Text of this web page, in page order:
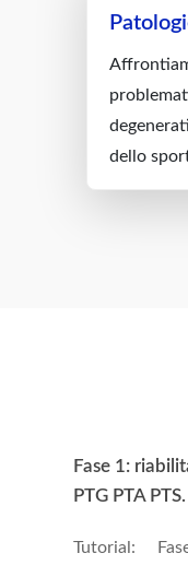
dello
Fase 1:
PTG PTA PTS.
Tutorial: Fase 1: riabilitazione post